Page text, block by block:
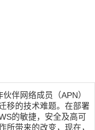
伴网络成员（APN）
移的技术难题。在部署
的敏捷，安全及高可
所带来的改变，现在，